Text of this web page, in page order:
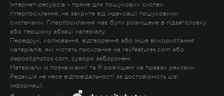
Інтернет-ресурсів – пряме для пошукових систем
гіперпосилання, не закрите від індексації пошуковими
системами. Гіперпосилання має бути розміщене в підзаголовку
або першому абзаці матеріалу.
Передрук, копіювання, відтворення або інше використання
матеріалів, які містять посилання на rexfeatures.com або
depositphotos.com, суворо заборонені.
Матеріали із позначками! та P розміщені на правах реклами.
Редакція не несе відповідальності за достовірність цієї
інформації.